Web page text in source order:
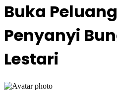
Buka
Penyanyi
Lestari